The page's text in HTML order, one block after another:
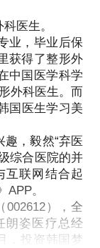
择适合自己的
达到最佳效
何清晰传递自
理安排时间排
行家在医疗健
供学员参考所
请您前往正规
不代表平台观
疗美容机构的
医生。
业，毕业后保
获得了整形外
中国医学科学
外科医生。而
国医生学习美
，毅然“弃医
综合医院的并
互联网结合起
APP。
002612），全
朗姿医疗总经
，投资韩国梦